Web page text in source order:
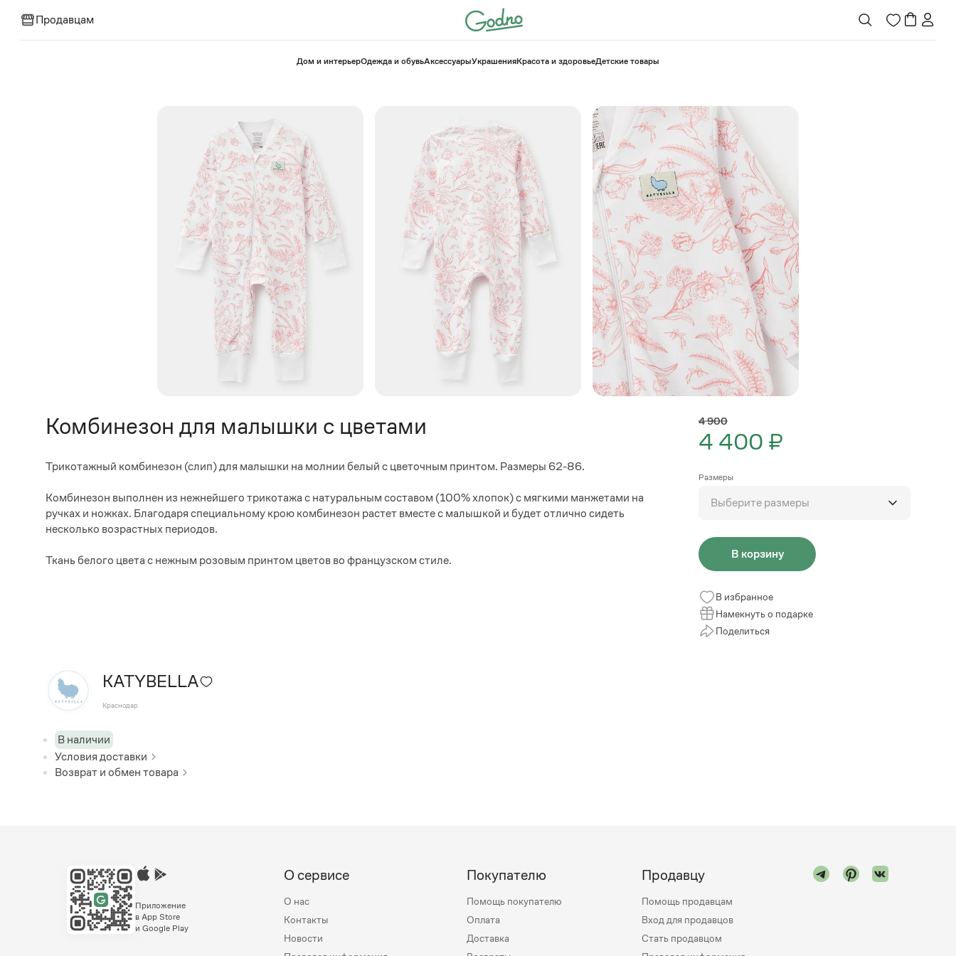
Продавцам
⁠Дом и интерьерОдежда и обувьАксессуарыУкрашенияКрасота и здоровье⁠Детские товары
Комбинезон для малышки с цветами
Трикотажный комбинезон (слип) для малышки на молнии белый с цветочным принтом. Размеры 62-86.
Комбинезон выполнен из нежнейшего трикотажа с натуральным составом (100% хлопок) с мягкими манжетами на
ручках и ножках. Благодаря специальному крою комбинезон растет вместе с малышкой и будет отлично сидеть
несколько возрастных периодов.
Ткань белого цвета с нежным розовым принтом цветов во французском стиле.
KATYBELLA
Краснодар
В наличии
Условия доставки
Возврат и обмен товара
4 900
4 400 ₽
Размеры
Выберите размеры
В корзину
В избранное
Намекнуть о подарке
Поделиться
Приложение
в App Store
и Google Play
О сервисе
О нас
Контакты
Новости
Покупателю
Помощь покупателю
Оплата
Доставка
Продавцу
Помощь продавцам
Вход для продавцов
Стать продавцом